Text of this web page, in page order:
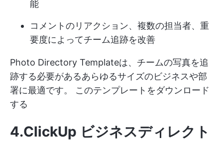
能
コメントのリアクション、複数の担当者、重
要度によってチーム追跡を改善
Photo Directory Templateは、チームの写真を追
跡する必要があるあらゆるサイズのビジネスや部
署に最適です。 このテンプレートをダウンロード
する
4.ClickUp ビジネスディレクト